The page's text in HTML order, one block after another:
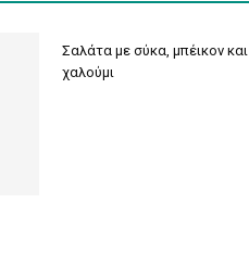
Σαλάτα με σύκα, μπέικον και
χαλούμι